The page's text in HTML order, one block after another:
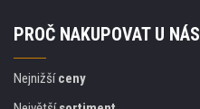
PROČ NAKUPOVAT U
Nejnižšíceny